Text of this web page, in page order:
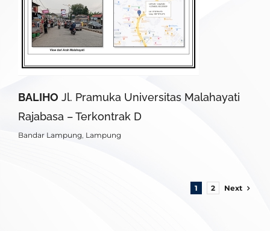
BALIHO Jl. Pramuka Universitas Malahayati
Rajabasa – Terkontrak D
Bandar Lampung Lampung
1 2 Next